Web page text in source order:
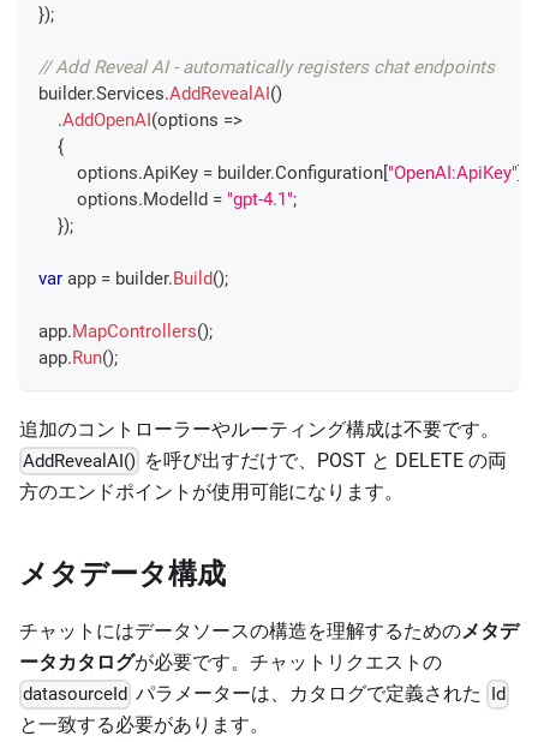
});
// Add Reveal AI - automatically registers chat endpoints
builder.Services.AddRevealAI()
.AddOpenAI(options =>
{
        options
.ApiKey = builder.Configuration["OpenAI:ApiKey"]
        options
.ModelId = "gpt-4.1";
});
var app = builder.Build();
app.MapControllers();
app.Run();
追加のコントローラーやルーティング構成は不要です。
AddRevealAI() を呼び出すだけで、POST と DELETE の両
方のエンドポイントが使用可能になります。
メタデータ構成
チャットにはデータソースの構造を理解するためのメタデ
ータカタログが必要です。チャットリクエストの
datasourceId パラメーターは、カタログで定義された Id
と一致する必要があります。